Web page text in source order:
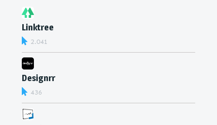
Linktree
2.041
Designrr
436